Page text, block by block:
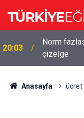
20:03
Norm
çizelge
Anasayfa ücret